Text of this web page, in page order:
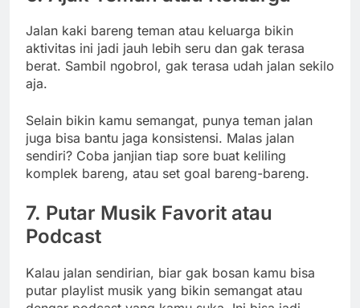
Jalan kaki bareng teman atau keluarga bikin
aktivitas ini jadi jauh lebih seru dan gak terasa
berat. Sambil ngobrol, gak terasa udah jalan sekilo
aja.
Selain bikin kamu semangat, punya teman jalan
juga bisa bantu jaga konsistensi. Malas jalan
sendiri? Coba janjian tiap sore buat keliling
komplek bareng, atau set goal bareng-bareng.
7. Putar Musik Favorit atau
Podcast
Kalau jalan sendirian, biar gak bosan kamu bisa
putar playlist musik yang bikin semangat atau